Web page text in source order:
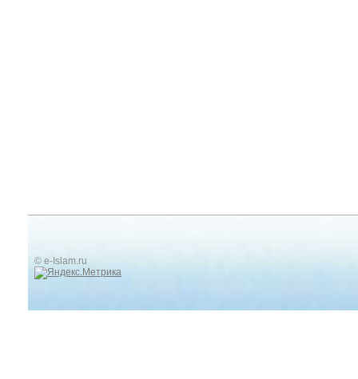
© e-Islam.ru